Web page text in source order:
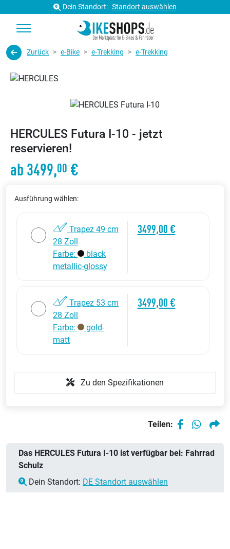
Dein Standort: Standort auswählen
Zurück e-Bike e-Trekking e-Trekking
HERCULES Futura I-10 - jetzt
reservieren!
ab 3499,00 €
Ausführung wählen:
Trapez 49 cm
28 Zoll
Farbe:
black
metallic-glossy
3499,00 €
Trapez 53 cm
28 Zoll
Farbe:
gold-
matt
3499,00 €
Zu den Spezifikationen
Teilen:
Das HERCULES Futura I-10 ist verfügbar bei: Fahrrad
Schulz
Dein Standort: DE Standort auswählen